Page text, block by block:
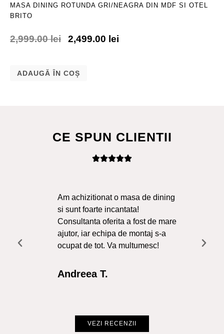
MASA DINING ROTUNDA GRI/NEAGRA DIN MDF SI OTEL
BRITO
2,999.00lei 2,499.00 lei
ADAUGĂ ÎN COȘ
CE SPUN CLIENTII
Am achizitionat o masa de dining
si sunt foarte incantata!
Consultanta oferita a fost de mare
ajutor, iar echipa de montaj s-a
ocupat de tot. Va multumesc!
Andreea T.
VEZI RECENZII